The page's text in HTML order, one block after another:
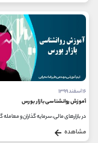
۱۶ اسفند ۱۳۹۹
آموزش روانشناسی بازار بورس
مشاهده